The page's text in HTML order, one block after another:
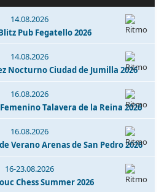
14.08.2026
Pub Fegatello 2026
14.08.2026
Nocturno Ciudad de Jumilla 2026
16.08.2026
Talavera de la Reina 2026
16.08.2026
Verano Arenas de San Pedro 2026
16-23.08.2026
Chess Summer 2026